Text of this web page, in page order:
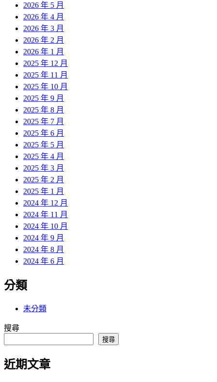
2026 年 5 月
2026 年 4 月
2026 年 3 月
2026 年 2 月
2026 年 1 月
2025 年 12 月
2025 年 11 月
2025 年 10 月
2025 年 9 月
2025 年 8 月
2025 年 7 月
2025 年 6 月
2025 年 5 月
2025 年 4 月
2025 年 3 月
2025 年 2 月
2025 年 1 月
2024 年 12 月
2024 年 11 月
2024 年 10 月
2024 年 9 月
2024 年 8 月
2024 年 6 月
分類
未分類
搜尋
搜尋
近期文章